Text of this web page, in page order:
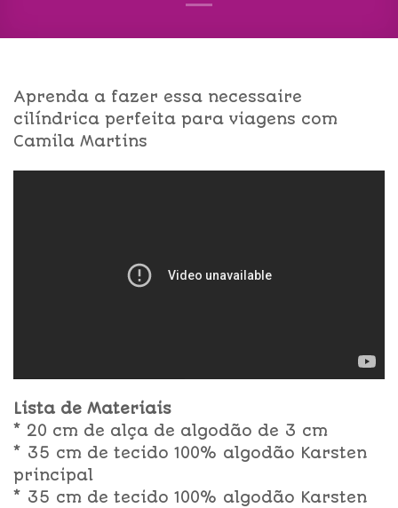
Aprenda a fazer essa necessaire
cilíndrica perfeita para viagens com
Camila Martins
Lista de Materiais
* 20 cm de alça de algodão de 3 cm
* 35 cm de tecido 100% algodão Karsten
principal
* 35 cm de tecido 100% algodão Karsten